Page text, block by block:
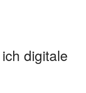
digitale